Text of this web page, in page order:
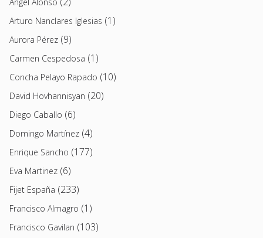
Arturo Nanclares Iglesias (1)
Aurora Pérez (9)
Carmen Cespedosa (1)
Concha Pelayo Rapado (10)
David Hovhannisyan (20)
Diego Caballo (6)
Domingo Martínez (4)
Enrique Sancho (177)
Eva Martinez (6)
Fijet España (233)
Francisco Almagro (1)
Francisco Gavilan (103)